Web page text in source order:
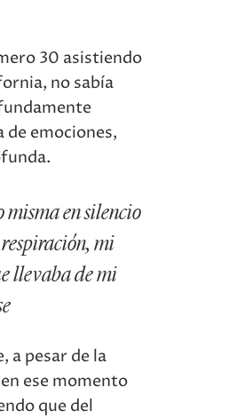
30 asistiendo
no sabía
emociones,
en silencio
mi
llevaba de mi
a pesar de la
ese momento
que del